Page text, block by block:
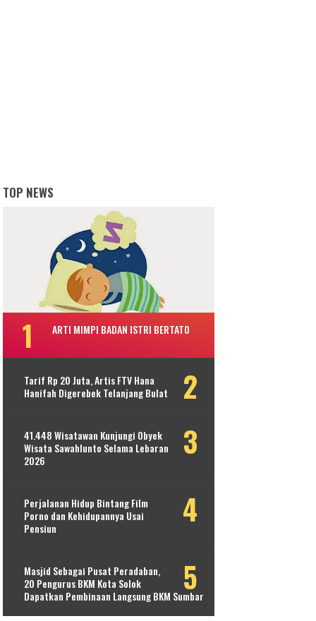
TOP NEWS
ARTI MIMPI BADAN ISTRI BERTATO
Tarif Rp 20 Juta, Artis FTV Hana
Hanifah Digerebek Telanjang Bulat
41.448 Wisatawan Kunjungi Obyek
Wisata Sawahlunto Selama Lebaran
2026
Perjalanan Hidup Bintang Film
Porno dan Kehidupannya Usai
Pensiun
Masjid Sebagai Pusat Peradaban,
20 Pengurus BKM Kota Solok
Dapatkan Pembinaan Langsung BKM Sumbar